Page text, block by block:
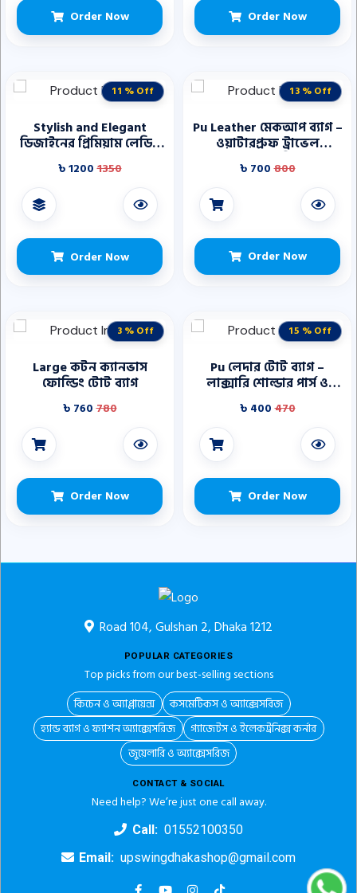
Order Now Order Now
11 % Off
Stylish and Elegant
ডিজাইনের প্রিমিয়াম লেডিস
হ্যান্ডব্যাগ
৳ 12001350
Order Now
13 % Off
Pu Leather মেকআপ ব্যাগ –
ওয়াটারপ্রুফ ট্রাভেল
টয়লেটরি
৳ 700800
Order Now
3 % Off
Large কটন ক্যানভাস
ফোল্ডিং টোট ব্যাগ
৳ 760780
Order Now
15 % Off
Pu লেদার টোট ব্যাগ –
লাক্সারি শোল্ডার পার্স ও
ওয়ালেট
৳ 400470
Order Now
Road 104, Gulshan 2, Dhaka 1212
POPULAR CATEGORIES
Top picks from our best-selling sections
কিচেন ও অ্যাপ্লায়েন্স
কসমেটিকস ও অ্যাক্সেসরিজ
হ্যান্ড ব্যাগ ও ফ্যাশন অ্যাক্সেসরিজ
গ্যাজেটস ও ইলেকট্রনিক্স কর্নার
জুয়েলারি ও অ্যাক্সেসরিজ
CONTACT & SOCIAL
Need help? We’re just one call away.
Call: 01552100350
Email: upswingdhakashop@gmail.com